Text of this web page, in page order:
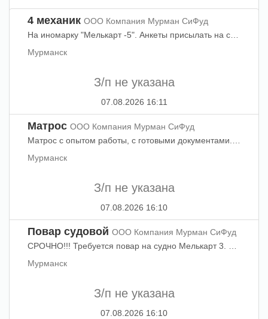
4 механик ООО Компания Мурман СиФуд
Мурманск
З/п не указана
07.08.2026 16:11
Матрос ООО Компания Мурман СиФуд
Мурманск
З/п не указана
07.08.2026 16:10
Повар судовой ООО Компания Мурман СиФуд
Мурманск
З/п не указана
07.08.2026 16:10